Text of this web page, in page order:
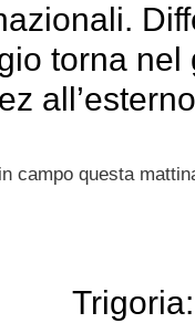
torna nel
campo questa
Trigoria: